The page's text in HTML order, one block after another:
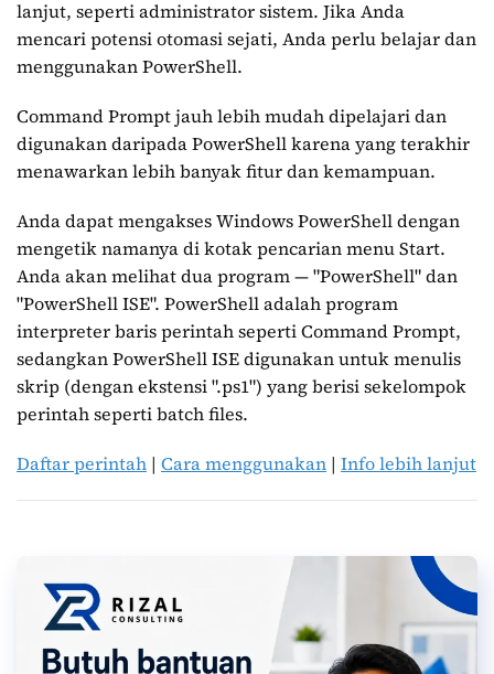
lanjut, seperti administrator sistem. Jika Anda
mencari potensi otomasi sejati, Anda perlu belajar dan
menggunakan PowerShell.
Command Prompt jauh lebih mudah dipelajari dan
digunakan daripada PowerShell karena yang terakhir
menawarkan lebih banyak fitur dan kemampuan.
Anda dapat mengakses Windows PowerShell dengan
mengetik namanya di kotak pencarian menu Start.
Anda akan melihat dua program — "PowerShell" dan
"PowerShell ISE". PowerShell adalah program
interpreter baris perintah seperti Command Prompt,
sedangkan PowerShell ISE digunakan untuk menulis
skrip (dengan ekstensi ".ps1") yang berisi sekelompok
perintah seperti batch files.
Daftar perintah | Cara menggunakan | Info lebih lanjut